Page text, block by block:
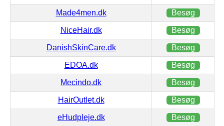
Made4men.dk Besøg
NiceHair.dk Besøg
DanishSkinCare.dk Besøg
EDOA.dk Besøg
Mecindo.dk Besøg
HairOutlet.dk Besøg
eHudpleje.dk Besøg